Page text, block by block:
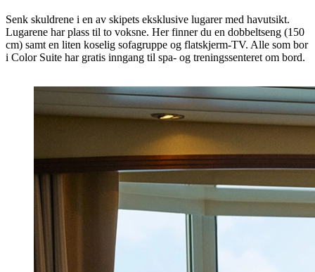
Senk skuldrene i en av skipets eksklusive lugarer med havutsikt.
Lugarene har plass til to voksne. Her finner du en dobbeltseng (150
cm) samt en liten koselig sofagruppe og flatskjerm-TV. Alle som bor
i Color Suite har gratis inngang til spa- og treningssenteret om bord.